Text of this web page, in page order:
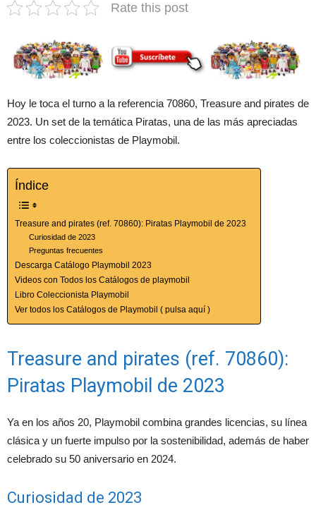
Rate this post
Hoy le toca el turno a la referencia 70860, Treasure and pirates de
2023. Un set de la temática Piratas, una de las más apreciadas
entre los coleccionistas de Playmobil.
Índice
Treasure and pirates (ref. 70860): Piratas Playmobil de 2023
Curiosidad de 2023
Preguntas frecuentes
Descarga Catálogo Playmobil 2023
Videos con Todos los Catálogos de playmobil
Libro Coleccionista Playmobil
Ver todos los Catálogos de Playmobil ( pulsa aquí )
Treasure and pirates (ref. 70860):
Piratas Playmobil de 2023
Ya en los años 20, Playmobil combina grandes licencias, su línea
clásica y un fuerte impulso por la sostenibilidad, además de haber
celebrado su 50 aniversario en 2024.
Curiosidad de 2023